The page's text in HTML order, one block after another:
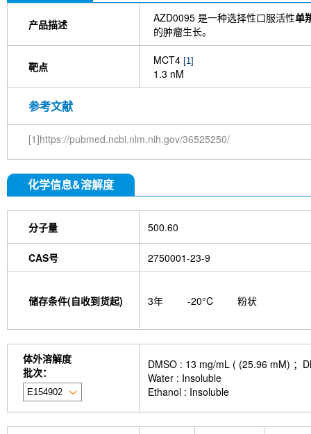
产品描述 AZD0095 是一种选择性口服活性单
的肿瘤生长。
靶点 MCT4 [1]
1.3 nM
参考文献
[1]https://pubmed.ncbi.nlm.nih.gov/36525250/
化学信息&溶解度
分子量 500.60
CAS号 2750001-23-9
储存条件(自收到货起) 3年 -20°C 粉状
体外溶解度
批次：
DMSO : 13 mg/mL ( (25.96 mM) ；
Water : Insoluble
Ethanol : Insoluble